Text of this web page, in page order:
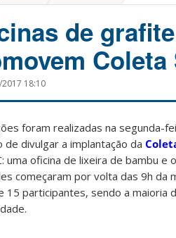
de
18:10
foram realizadas na segunda-
de divulgar a implantação da
uma oficina de lixeira de bambu e
começaram por volta das 9h da
15 participantes, sendo a maioria